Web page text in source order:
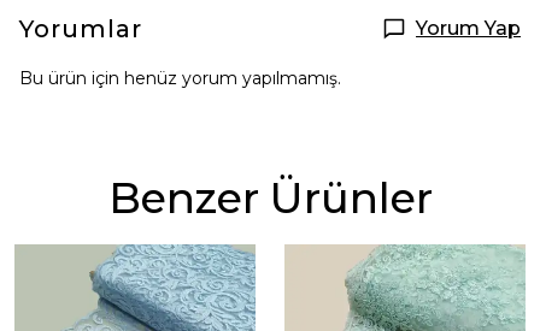
Yorumlar Yorum Yap
Bu ürün için henüz yorum yapılmamış.
Benzer Ürünler